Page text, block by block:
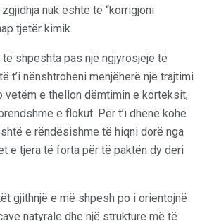
nuk është të “korrigjoni
tjetër kimik.
të shpeshta pas një ngjyrosjeje të
t’i nënshtroheni menjëherë një trajtimi
vetëm e thellon dëmtimin e korteksit,
e flokut. Për t’i dhënë kohë
e rëndësishme të hiqni dorë nga
e tjera të forta për të paktën dy deri
gjithnjë e më shpesh po i orientojnë
natyrale dhe një strukture më të